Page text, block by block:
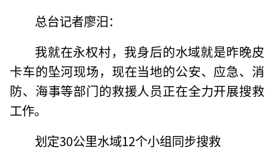
总台记者廖汨：
我就在永权村，我身后的水域就是昨晚皮
卡车的坠河现场，现在当地的公安、应急、消
防、海事等部门的救援人员正在全力开展搜救
工作。
划定30公里水域12个小组同步搜救